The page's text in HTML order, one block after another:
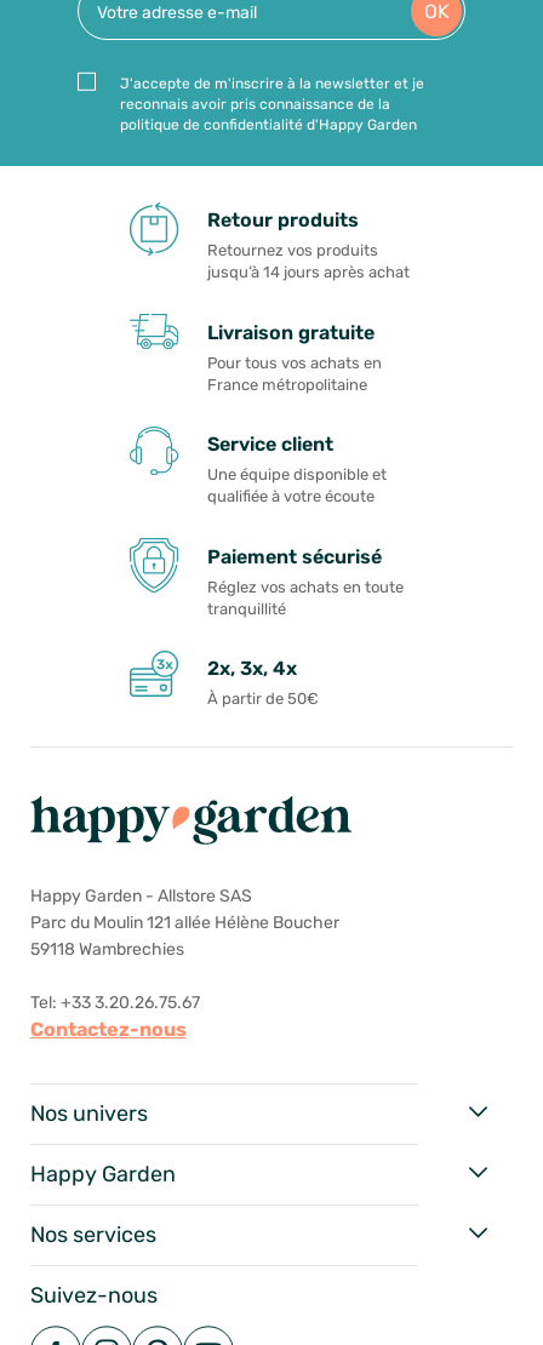
OK
J'accepte de m'inscrire à la newsletter et je
reconnais avoir pris connaissance de la
politique de confidentialité d'Happy Garden
Retour produits
Retournez vos produits
jusqu’à 14 jours après achat
Livraison gratuite
Pour tous vos achats en
France métropolitaine
Service client
Une équipe disponible et
qualifiée à votre écoute
Paiement sécurisé
Réglez vos achats en toute
tranquillité
2x, 3x, 4x
À partir de 50€
Happy Garden - Allstore SAS
Parc du Moulin 121 allée Hélène Boucher
59118 Wambrechies
Tel: +33 3.20.26.75.67
Contactez-nous
Nos univers
Happy Garden
Nos services
Suivez-nous